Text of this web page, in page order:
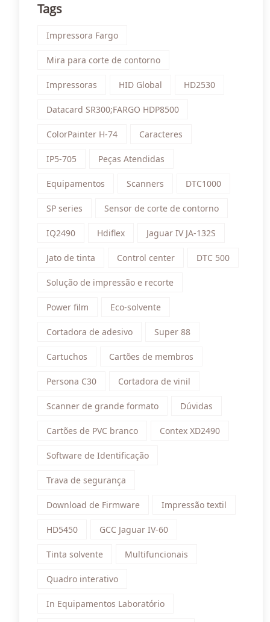
Tags
Impressora Fargo
Mira para corte de contorno
Impressoras HID Global HD2530
Datacard SR300;FARGO HDP8500
ColorPainter H-74 Caracteres
IP5-705 Peças Atendidas
Equipamentos Scanners DTC1000
SP series Sensor de corte de contorno
IQ2490 Hdiflex Jaguar IV JA-132S
Jato de tinta Control center DTC 500
Solução de impressão e recorte
Power film Eco-solvente
Cortadora de adesivo Super 88
Cartuchos Cartões de membros
Persona C30 Cortadora de vinil
Scanner de grande formato Dúvidas
Cartões de PVC branco Contex XD2490
Software de Identificação
Trava de segurança
Download de Firmware Impressão textil
HD5450 GCC Jaguar IV-60
Tinta solvente Multifuncionais
Quadro interativo
In Equipamentos Laboratório